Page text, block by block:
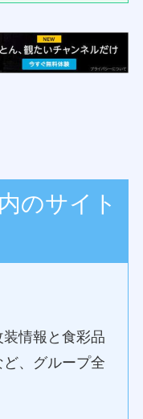
のサイト
情報と食彩品
、グループ全